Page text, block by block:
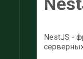
NestJS -